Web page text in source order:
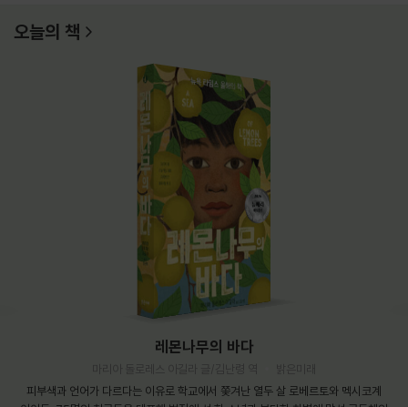
오늘의 책
레몬나무의 바다
피부색과 언어가 다르다는 이유로 학교에서 쫓겨난 열두 살 로베르토와 멕시코계